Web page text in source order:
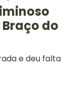
do
e deu falta